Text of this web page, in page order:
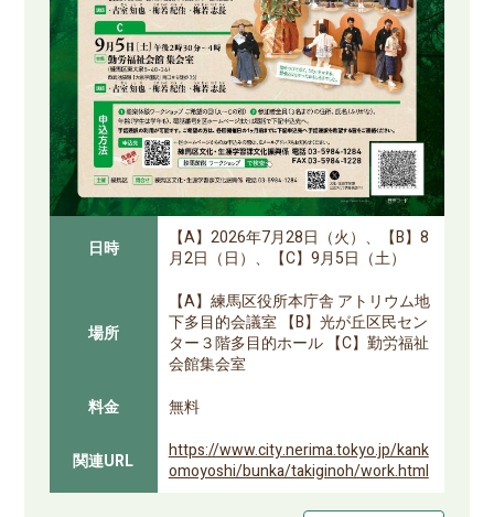
日時
【A】2026年7月28日（火）、【B】8
月2日（日）、【C】9月5日（土）
場所
【A】練馬区役所本庁舎 アトリウム地
下多目的会議室 【B】光が丘区民セン
ター３階多目的ホール 【C】勤労福祉
会館集会室
料金
無料
関連URL
https://www.city.nerima.tokyo.jp/kank
omoyoshi/bunka/takiginoh/work.html